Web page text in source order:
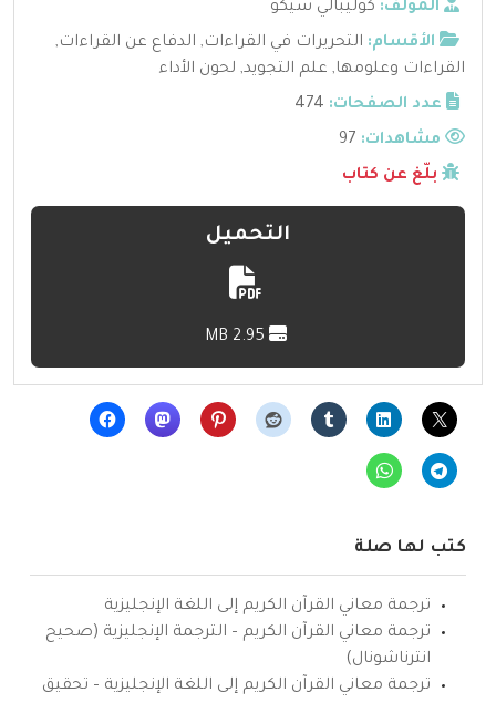
المؤلف: كوليبالي سيكو
الأقسام: التحريرات في القراءات, الدفاع عن القراءات,
القراءات وعلومها, علم التجويد, لحون الأداء
عدد الصفحات: 474
مشاهدات:
بلّغ عن كتاب
التحميل
كتب لها صلة
ترجمة معاني القرآن الكريم إلى اللغة الإنجليزية
ترجمة معاني القرآن الكريم – الترجمة الإنجليزية (صحيح
انترناشونال)
ترجمة معاني القرآن الكريم إلى اللغة الإنجليزية – تحقيق